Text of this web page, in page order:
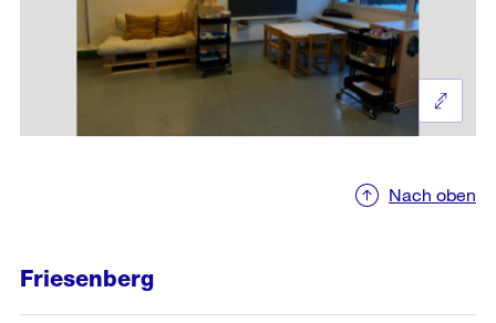
Nach oben
Friesenberg